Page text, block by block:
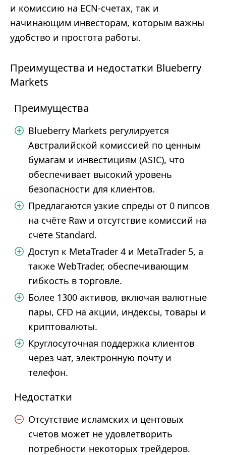
и комиссию на ECN-счетах, так и
начинающим инвесторам, которым важны
удобство и простота работы.
Преимущества и недостатки Blueberry
Markets
Преимущества
Blueberry Markets регулируется
Австралийской комиссией по ценным
бумагам и инвестициям (ASIC), что
обеспечивает высокий уровень
безопасности для клиентов.
Предлагаются узкие спреды от 0 пипсов
на счёте Raw и отсутствие комиссий на
счёте Standard.
Доступ к MetaTrader 4 и MetaTrader 5, а
также WebTrader, обеспечивающим
гибкость в торговле.
Более 1300 активов, включая валютные
пары, CFD на акции, индексы, товары и
криптовалюты.
Круглосуточная поддержка клиентов
через чат, электронную почту и
телефон.
Недостатки
Отсутствие исламских и центовых
счетов может не удовлетворить
потребности некоторых трейдеров.